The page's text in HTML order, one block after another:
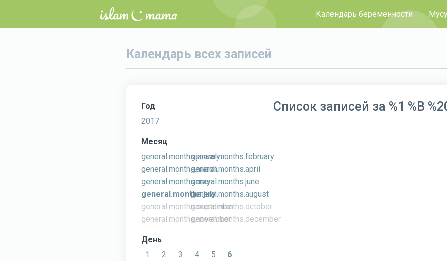
Календарь беременности
Календарь всех записей
Год
2017
Месяц
general.months.januarygeneral.months.february
general.months.marchgeneral.months.april
general.months.maygeneral.months.june
general.months.julygeneral.months.august
general.months.september
general.months.october
general.months.novembergeneral.months.december
День
1
2 3 4 5
6
Список записей за %1 %B